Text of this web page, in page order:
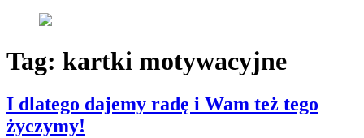
Tag: kartki motywacyjne
I dlatego dajemy radę i Wam też tego
życzymy!